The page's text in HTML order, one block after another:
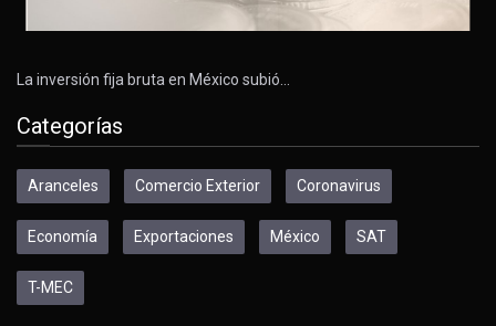
La inversión fija bruta en México subió…
Categorías
Aranceles Comercio Exterior Coronavirus
Economía Exportaciones México SAT
T-MEC